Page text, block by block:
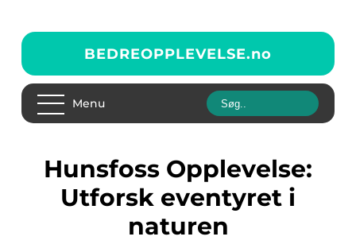
BEDREOPPLEVELSE.no
Menu
Hunsfoss Opplevelse:
Utforsk eventyret i
naturen